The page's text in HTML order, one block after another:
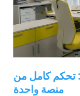
تحكم كامل من
منصة واحدة